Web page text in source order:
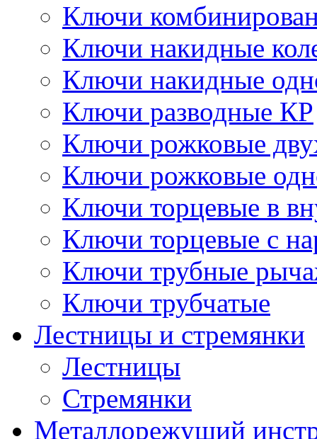
Ключи
Ключи накидные
Ключи накидные
Ключи разводные КР
Ключи рожковые
Ключи рожковые
Ключи торцевые в
Ключи торцевые с
Ключи трубные
Ключи трубчатые
Лестницы и стремянки
Лестницы
Стремянки
Металлорежущий